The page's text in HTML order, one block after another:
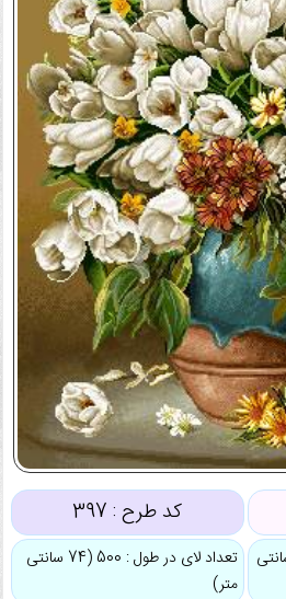
کد طرح : 397
در عرض : 290 (43 سانتی
تعداد لای در طول : 500 (74 سانتی
متر)